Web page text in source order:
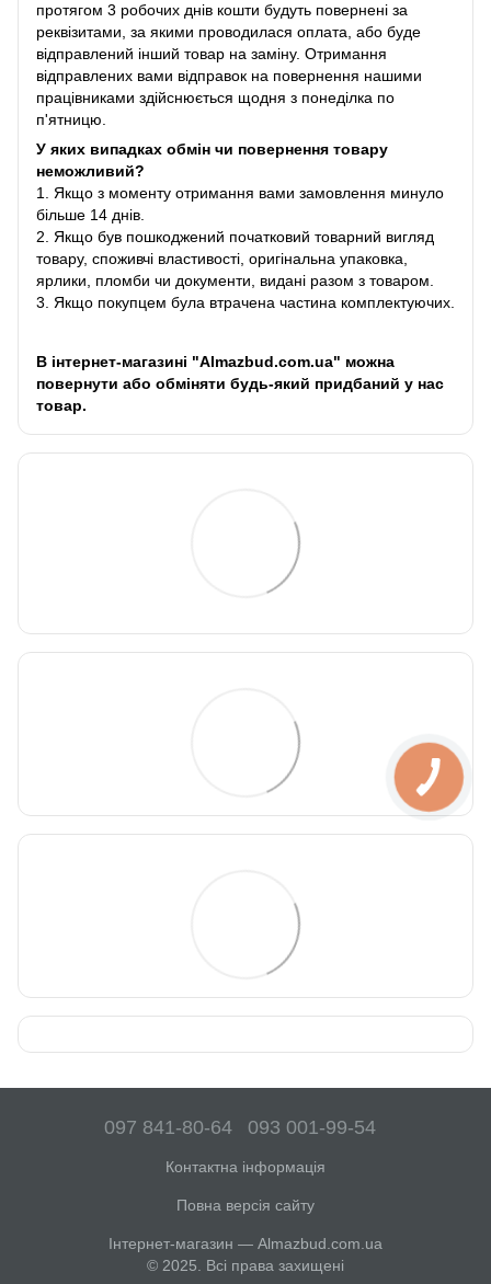
протягом 3 робочих днів кошти будуть повернені за
реквізитами, за якими проводилася оплата, або буде
відправлений інший товар на заміну. Отримання
відправлених вами відправок на повернення нашими
працівниками здійснюється щодня з понеділка по
п'ятницю.
У яких випадках обмін чи повернення товару
неможливий?
1. Якщо з моменту отримання вами замовлення минуло
більше 14 днів.
2. Якщо був пошкоджений початковий товарний вигляд
товару, споживчі властивості, оригінальна упаковка,
ярлики, пломби чи документи, видані разом з товаром.
3. Якщо покупцем була втрачена частина комплектуючих.
В інтернет-магазині "Almazbud.com.ua" можна
повернути або обміняти будь-який придбаний у нас
товар.
097 841-80-64 093 001-99-54
Контактна інформація
Повна версія сайту
Інтернет-магазин — Almazbud.com.ua
© 2025. Всі права захищені